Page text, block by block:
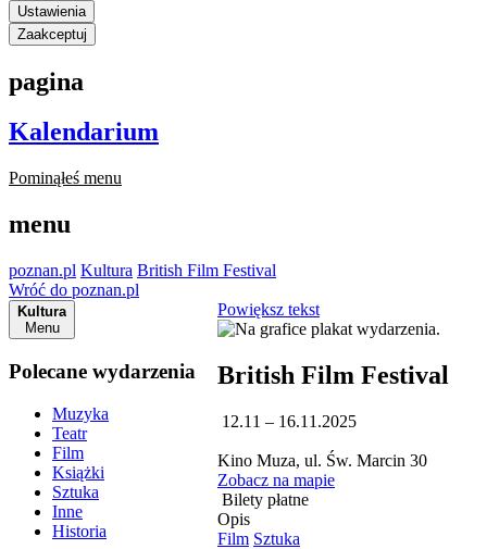
Ustawienia
Zaakceptuj
pagina
Kalendarium
Pominąłeś menu
menu
poznan.pl Kultura British Film Festival
Wróć do poznan.pl
Kultura
Menu
Polecane wydarzenia
Muzyka
Teatr
Film
Książki
Sztuka
Inne
Historia
Powiększ tekst
British Film Festival
12.11 – 16.11.2025
Kino Muza, ul. Św. Marcin 30
Zobacz na mapie
Bilety płatne
Opis
Film Sztuka